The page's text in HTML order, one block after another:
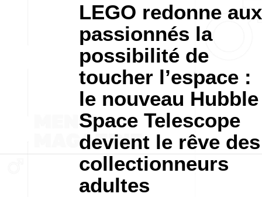
LEGO redonne aux
passionnés la
possibilité de
toucher l’espace :
le nouveau Hubble
Space Telescope
devient le rêve des
collectionneurs
adultes